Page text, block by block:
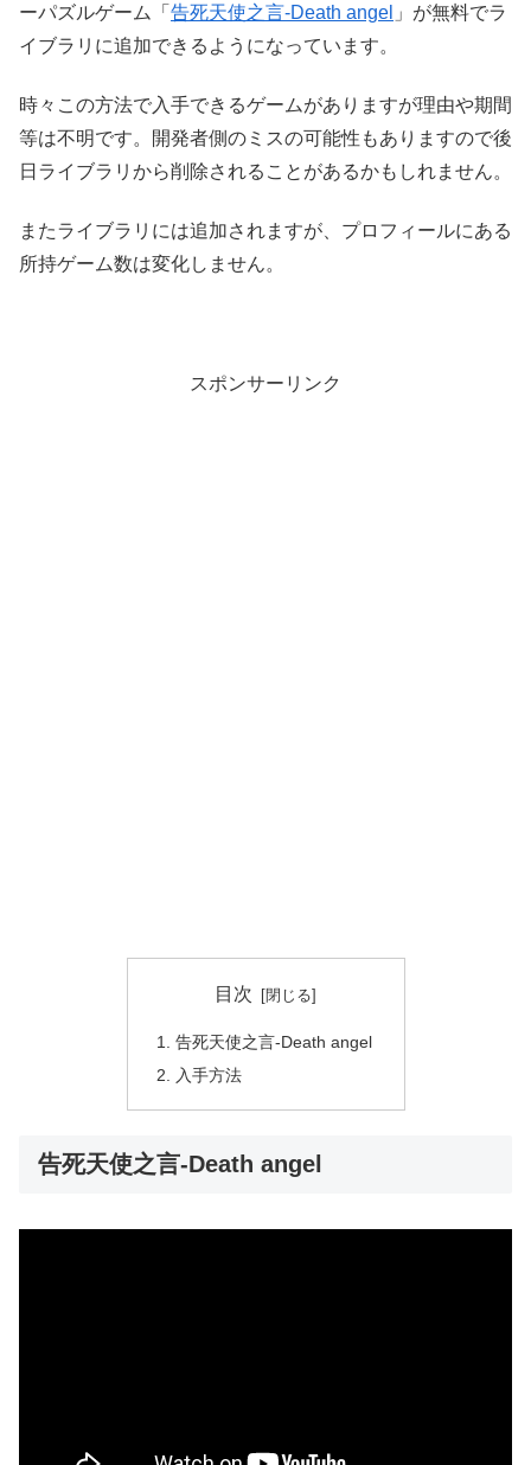
ーパズルゲーム「 告死天使之言-Death angel 」が無料でラ
イブラリに追加できるようになっています。
時々この方法で入手できるゲームがありますが理由や期間
等は不明です。開発者側のミスの可能性もありますので後
日ライブラリから削除されることがあるかもしれません。
またライブラリには追加されますが、プロフィールにある
所持ゲーム数は変化しません。
スポンサーリンク
目次
告死天使之言-Death angel
入手方法
告死天使之言-Death angel